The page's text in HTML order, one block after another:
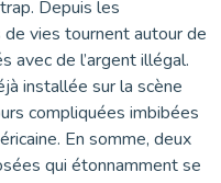
Depuis les
vies tournent autour de
avec de l’argent illégal.
installée sur la scène
compliquées imbibées
En somme, deux
qui étonnamment se